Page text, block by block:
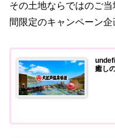
その土地ならではのご
間限定のキャンペーン企
癒し